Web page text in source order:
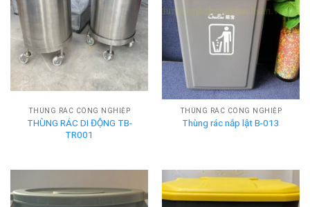
THÙNG RÁC CÔNG NGHIỆP
THÙNG RÁC DI ĐỘNG TB-
TR001
THÙNG RÁC CÔNG NGHIỆP
Thùng rác nắp lật B-013